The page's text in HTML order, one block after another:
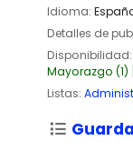
Idioma:
Detalles de
Disponibilidad:
Mayorazgo (1)
Listas: